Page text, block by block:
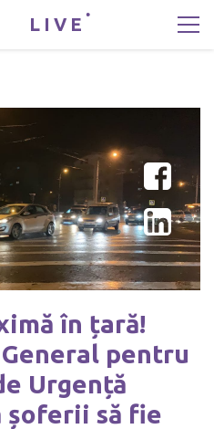
LIVE
în țară!
pentru
Urgență
șoferii să fie